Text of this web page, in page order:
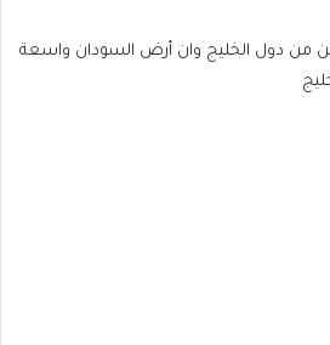
من دول الخليج وان أرض السودان واسعة